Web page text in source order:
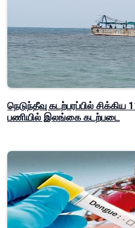
நெடுந்தீவு கடற்பரப்பில்
பணியில் இலங்கை கடற்படை